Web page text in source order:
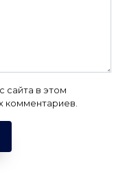
сайта в этом
комментариев.